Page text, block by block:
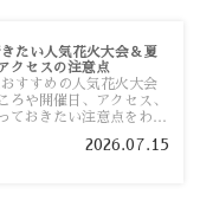
たい人気花火大会＆夏
クセスの注意点
すすめの人気花火大会
ろや開催日、アクセス、
ておきたい注意点をわか
2026.07.15